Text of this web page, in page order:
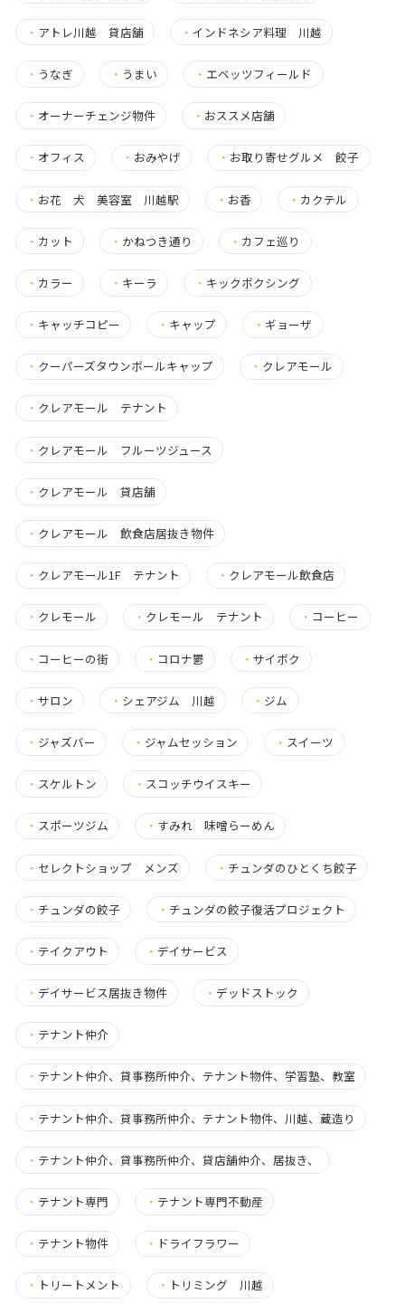
・ アトレ川越 貸店舗 ・ インドネシア料理 川越
・ うなぎ ・ うまい ・ エベッツフィールド
・ オーナーチェンジ物件 ・ おススメ店舗
・ オフィス ・ おみやげ ・ お取り寄せグルメ 餃子
・ お花 犬 美容室 川越駅 ・ お香 ・ カクテル
・ カット ・ かねつき通り ・ カフェ巡り
・ カラー ・ キーラ ・ キックボクシング
・ キャッチコピー ・ キャップ ・ ギョーザ
・ クーパーズタウンボールキャップ ・ クレアモール
・ クレアモール テナント
・ クレアモール フルーツジュース
・ クレアモール 貸店舗
・ クレアモール 飲食店居抜き物件
・ クレアモール1F テナント ・ クレアモール飲食店
・ クレモール ・ クレモール テナント ・ コーヒー
・ コーヒーの街 ・ コロナ鬱 ・サイボク
・ サロン ・ シェアジム 川越 ・ ジム
・ ジャズバー ・ ジャムセッション ・ スイーツ
・ スケルトン ・ スコッチウイスキー
・ スポーツジム ・ すみれ 味噌らーめん
・ セレクトショップ メンズ ・ チュンダのひとくち餃子
・ チュンダの餃子 ・ チュンダの餃子復活プロジェクト
・ テイクアウト ・ デイサービス
・ デイサービス居抜き物件 ・ デッドストック
・ テナント仲介
・ テナント仲介、貸事務所仲介、テナント物件、学習塾、教室
・ テナント仲介、貸事務所仲介、テナント物件、川越、蔵造り
・ テナント仲介、貸事務所仲介、貸店舗仲介、居抜き、
・ テナント専門 ・ テナント専門不動産
・ テナント物件 ・ ドライフラワー
・ トリートメント ・ トリミング 川越